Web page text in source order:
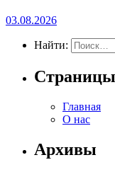
03.08.2026
Найти:
Страницы
Главная
О нас
Архивы